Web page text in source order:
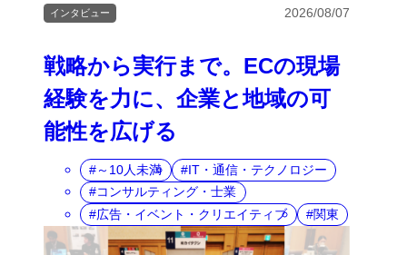
戦略から実行まで。ECの現場
経験を力に、企業と地域の可
能性を広げる
インタビュー 2026/08/07
～10人未満
IT・通信・テクノロジー
コンサルティング・士業
広告・イベント・クリエイティブ
関東